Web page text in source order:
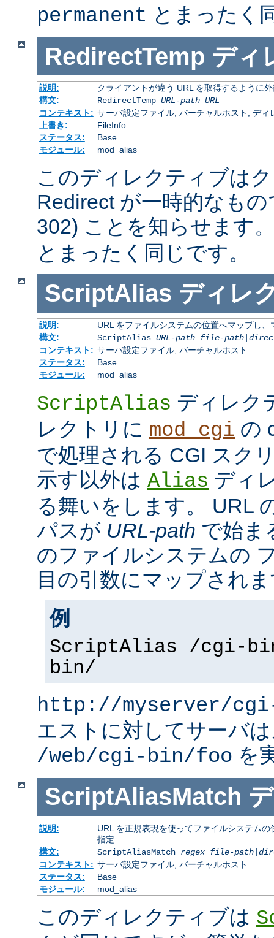
permanent とまったく
RedirectTemp ディ
説明:
クライアントが違う URL を取得するように
構文:
RedirectTemp URL-path URL
コンテキスト: サーバ設定ファイル, バーチャルホスト, ディ
上書き:
FileInfo
ステータス:
Base
モジュール:
mod_alias
このディレクティブは
Redirect が一時的なも
302) ことを知らせます
とまったく同じです。
ScriptAlias ディレ
説明:
URL をファイルシステムの位置へマップし
構文:
ScriptAlias URL-path file-path|
コンテキスト: サーバ設定ファイル, バーチャルホスト
ステータス:
Base
モジュール:
mod_alias
ScriptAlias ディレク
レクトリに mod_cgi の
で処理される CGI スク
示す以外は Alias ディ
る舞いをします。 URL
パスが URL-path で始ま
のファイルシステムの
目の引数にマップされ
例
ScriptAlias /cgi-
bin/
http://myserver/
エストに対してサーバ
/web/cgi-bin/foo を
ScriptAliasMatch
説明:
URL を正規表現を使ってファイルシステム
指定
構文:
ScriptAliasMatch regex file-path|
コンテキスト: サーバ設定ファイル, バーチャルホスト
ステータス:
Base
モジュール:
mod_alias
このディレクティブは